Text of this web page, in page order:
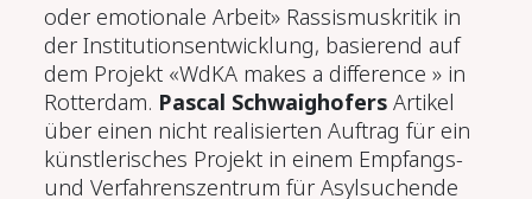
oder emotionale Arbeit» Rassismuskritik in
der Institutionsentwicklung, basierend auf
dem Projekt «WdKA makes a difference » in
Rotterdam. Pascal Schwaighofers Artikel
über einen nicht realisierten Auftrag für ein
künstlerisches Projekt in einem Empfangs-
und Verfahrenszentrum für Asylsuchende